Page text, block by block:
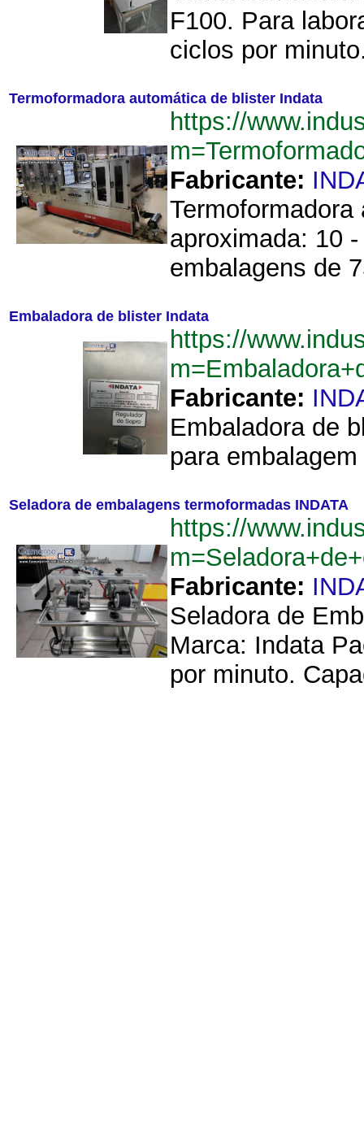
F100. Para
ciclos por
Termoformadora automática de blister Indata
https://
Fabricante:
aproximada: 10
embalagens de
Embaladora de blister Indata
https://
Fabricante:
Embaladora de
para
Seladora de embalagens termoformadas INDATA
https://
Fabricante:
Seladora de
Marca: Indata
por minuto.